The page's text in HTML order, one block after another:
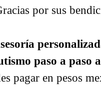
por sus
paso a paso
pagar en pesos